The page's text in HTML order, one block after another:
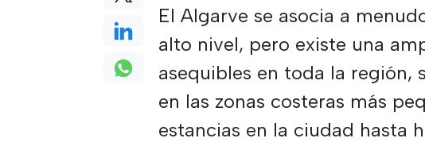
El Algarve se asocia a
alto nivel, pero existe una
asequibles en toda la región,
en las zonas costeras más
estancias en la ciudad hasta